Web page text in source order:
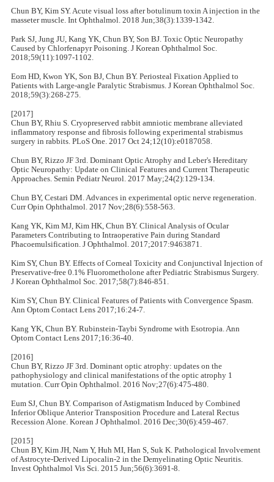
Chun BY, Kim SY. Acute visual loss after botulinum toxin A injection in the
masseter muscle. Int Ophthalmol. 2018 Jun;38(3):1339-1342.
Park SJ, Jung JU, Kang YK, Chun BY, Son BJ. Toxic Optic Neuropathy
Caused by Chlorfenapyr Poisoning. J Korean Ophthalmol Soc.
2018;59(11):1097-1102.
Eom HD, Kwon YK, Son BJ, Chun BY. Periosteal Fixation Applied to
Patients with Large-angle Paralytic Strabismus. J Korean Ophthalmol Soc.
2018;59(3):268-275.
[2017]
Chun BY, Rhiu S. Cryopreserved rabbit amniotic membrane alleviated
inflammatory response and fibrosis following experimental strabismus
surgery in rabbits. PLoS One. 2017 Oct 24;12(10):e0187058.
Chun BY, Rizzo JF 3rd. Dominant Optic Atrophy and Leber's Hereditary
Optic Neuropathy: Update on Clinical Features and Current Therapeutic
Approaches. Semin Pediatr Neurol. 2017 May;24(2):129-134.
Chun BY, Cestari DM. Advances in experimental optic nerve regeneration.
Curr Opin Ophthalmol. 2017 Nov;28(6):558-563.
Kang YK, Kim MJ, Kim HK, Chun BY. Clinical Analysis of Ocular
Parameters Contributing to Intraoperative Pain during Standard
Phacoemulsification. J Ophthalmol. 2017;2017:9463871.
Kim SY, Chun BY. Effects of Corneal Toxicity and Conjunctival Injection of
Preservative-free 0.1% Fluorometholone after Pediatric Strabismus Surgery.
J Korean Ophthalmol Soc. 2017;58(7):846-851.
Kim SY, Chun BY. Clinical Features of Patients with Convergence Spasm.
Ann Optom Contact Lens 2017;16:24-7.
Kang YK, Chun BY. Rubinstein-Taybi Syndrome with Esotropia. Ann
Optom Contact Lens 2017;16:36-40.
[2016]
Chun BY, Rizzo JF 3rd. Dominant optic atrophy: updates on the
pathophysiology and clinical manifestations of the optic atrophy 1
mutation. Curr Opin Ophthalmol. 2016 Nov;27(6):475-480.
Eum SJ, Chun BY. Comparison of Astigmatism Induced by Combined
Inferior Oblique Anterior Transposition Procedure and Lateral Rectus
Recession Alone. Korean J Ophthalmol. 2016 Dec;30(6):459-467.
[2015]
Chun BY, Kim JH, Nam Y, Huh MI, Han S, Suk K. Pathological Involvement
of Astrocyte-Derived Lipocalin-2 in the Demyelinating Optic Neuritis.
Invest Ophthalmol Vis Sci. 2015 Jun;56(6):3691-8.